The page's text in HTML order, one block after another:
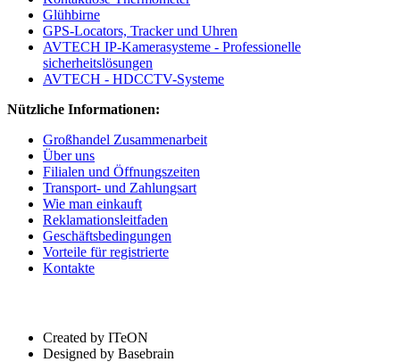
Glühbirne
GPS-Locators, Tracker und Uhren
AVTECH IP-Kamerasysteme - Professionelle
sicherheitslösungen
AVTECH - HDCCTV-Systeme
Nützliche Informationen:
Großhandel Zusammenarbeit
Über uns
Filialen und Öffnungszeiten
Transport- und Zahlungsart
Wie man einkauft
Reklamationsleitfaden
Geschäftsbedingungen
Vorteile für registrierte
Kontakte
Created by ITeON
Designed by Basebrain